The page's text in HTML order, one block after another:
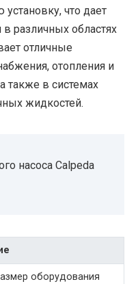
что дает
различных областях
отличные
отопления и
также в системах
жидкостей.
насоса Calpeda
оборудования